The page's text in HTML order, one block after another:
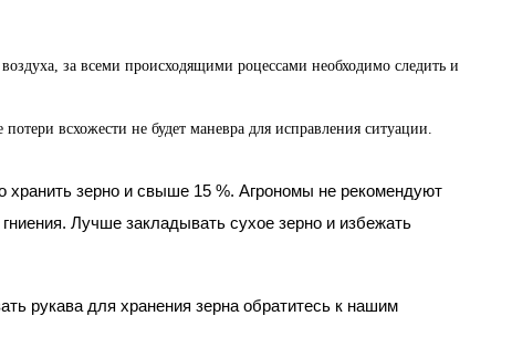
воздуха, за всеми происходящими роцессами необходимо следить и
потери всхожести не будет маневра для исправления ситуации.
хранить зерно и свыше 15 %. Агрономы не рекомендуют
Лучше закладывать сухое зерно и избежать
рукава для хранения зерна обратитесь к нашим